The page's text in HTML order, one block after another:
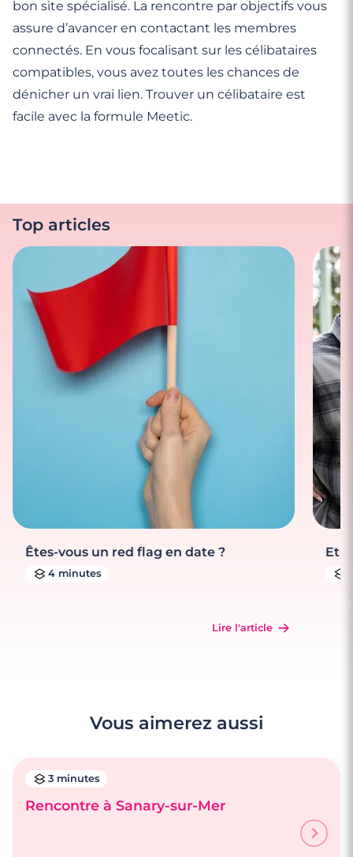
bon site spécialisé. La rencontre par objectifs vous
assure d’avancer en contactant les membres
connectés. En vous focalisant sur les célibataires
compatibles, vous avez toutes les chances de
dénicher un vrai lien. Trouver un célibataire est
facile avec la formule Meetic.
Top articles
Êtes-vous un red flag en date ?
4 minutes
Lire l'article
Et
Vous aimerez aussi
3 minutes
Rencontre à Sanary-sur-Mer